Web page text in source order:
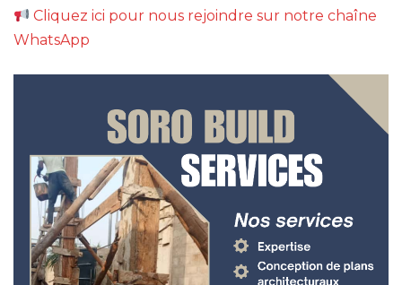
Cliquez ici pour nous rejoindre sur notre chaîne
WhatsApp